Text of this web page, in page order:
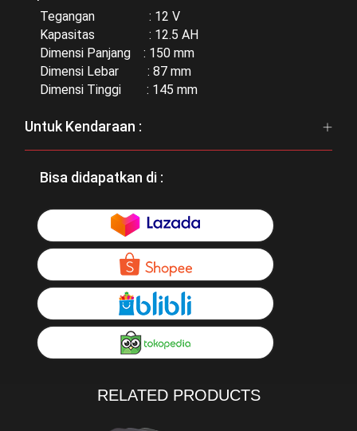
Tegangan : 12 V
Kapasitas : 12.5 AH
Dimensi Panjang : 150 mm
Dimensi Lebar : 87 mm
Dimensi Tinggi : 145 mm
Untuk Kendaraan :
Bisa didapatkan di :
RELATED PRODUCTS